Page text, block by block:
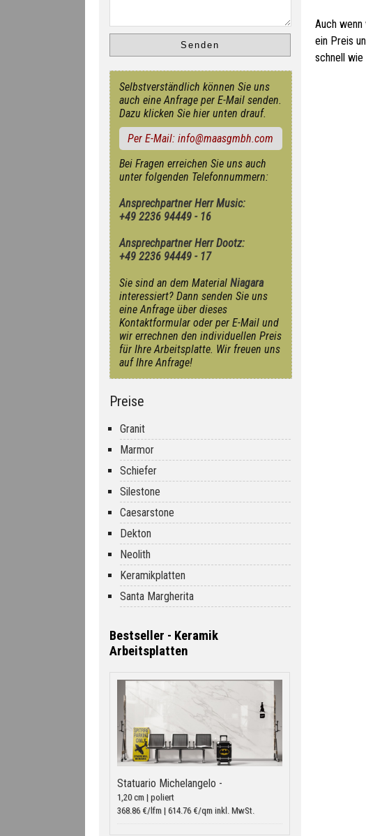
Auch
ein Preis
schnell wie
Selbstverständlich können Sie uns
auch eine Anfrage per E-Mail senden.
Dazu klicken Sie hier unten drauf.
Per E-Mail: info@maasgmbh.com
Bei Fragen erreichen Sie uns auch
unter folgenden Telefonnummern:
Ansprechpartner Herr Music:
+49 2236 94449 - 16
Ansprechpartner Herr Dootz:
+49 2236 94449 - 17
Sie sind an dem Material Niagara
interessiert? Dann senden Sie uns
eine Anfrage über dieses
Kontaktformular oder per E-Mail und
wir errechnen den individuellen Preis
für Ihre Arbeitsplatte. Wir freuen uns
auf Ihre Anfrage!
Preise
Granit
Marmor
Schiefer
Silestone
Caesarstone
Dekton
Neolith
Keramikplatten
Santa Margherita
Bestseller - Keramik
Arbeitsplatten
Statuario Michelangelo -
1,20 cm | poliert
368.86 €/lfm | 614.76 €/qm inkl. MwSt.